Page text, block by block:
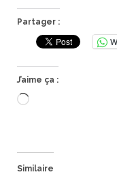
Partager :
J’aime ça :
Chargement…
Similaire